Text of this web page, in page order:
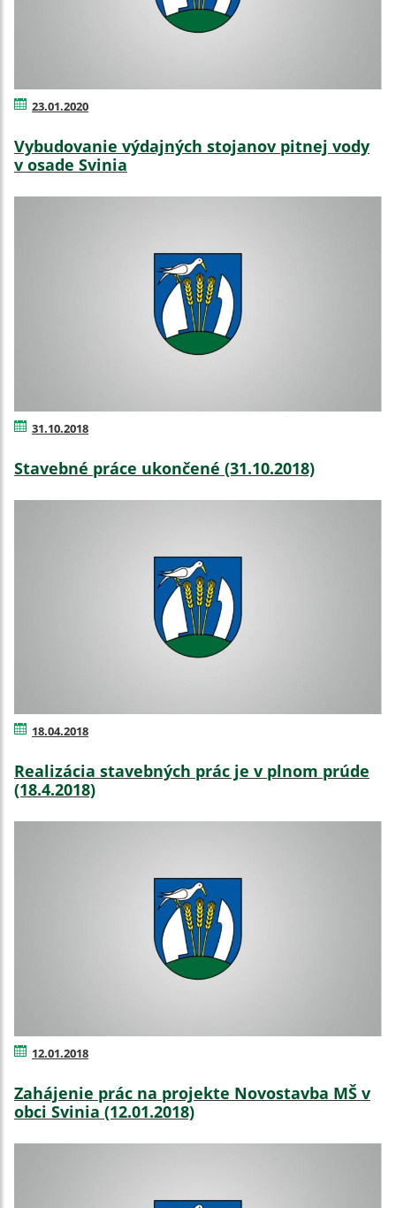
23.01.2020
Vybudovanie výdajných stojanov pitnej vody
v osade Svinia
31.10.2018
Stavebné práce ukončené (31.10.2018)
18.04.2018
Realizácia stavebných prác je v plnom prúde
(18.4.2018)
12.01.2018
Zahájenie prác na projekte Novostavba MŠ v
obci Svinia (12.01.2018)